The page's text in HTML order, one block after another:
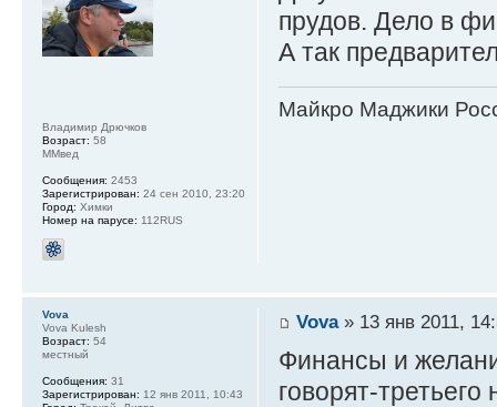
прудов. Дело в
А так
Майкро Маджики
Владимир Дрючков
Возраст: 58
ММвед
Сообщения: 2453
Зарегистрирован: 24 сен 2010, 23:20
Город: Химки
Номер на парусе: 112RUS
Vova» 13 янв 2011,
Финансы и
говорят-третьего
Vova
Vova Kulesh
Возраст: 54
местный
Сообщения: 31
Зарегистрирован: 12 янв 2011, 10:43